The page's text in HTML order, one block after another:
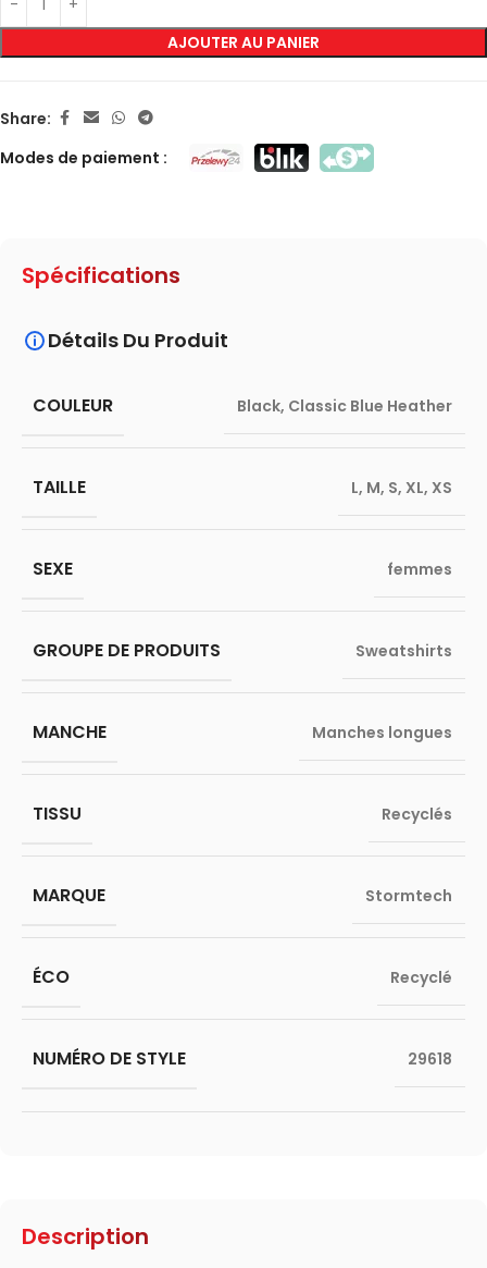
AJOUTER AU PANIER
Share:
Modes de paiement :
Description
Spécifications
Détails Du Produit
COULEUR Black, Classic Blue Heather
TAILLE L, M, S, XL, XS
SEXE femmes
GROUPE DE PRODUITS Sweatshirts
MANCHE Manches longues
TISSU Recyclés
MARQUE Stormtech
ÉCO Recyclé
NUMÉRO DE STYLE 29618